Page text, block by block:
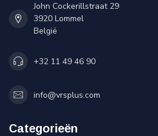
John Cockerillstraat 29
3920 Lommel
België
+32 11 49 46 90
info@vrsplus.com
Categorieën